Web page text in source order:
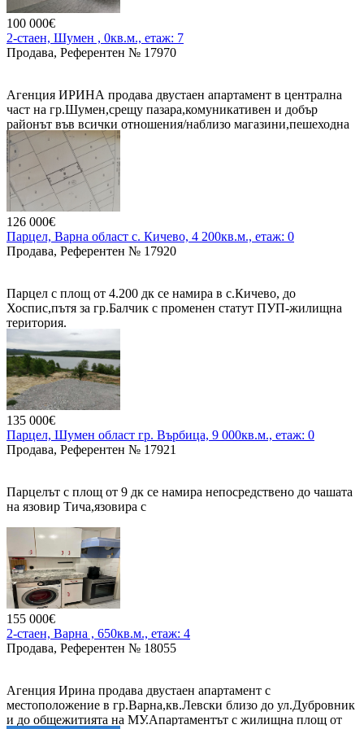
гости,може да бъде и с др.предназначение,например,почивна
база или дом за възрастни родители.
Минерална вода лекуваща стомашно чревни бъбречни
чернодробни и др болести Северна граница е път /
международния планински маршрут връх КОМ-нос ЕМИНЕ
Всички комуникации !!!
Цена на имота 100000€
100 000€
2-стаен, Шумен , 0кв.м., етаж: 7
Продава, Референтен № 17970
Агенция ИРИНА продава двустаен апартамент в централна
част на гр.Шумен,срещу пазара,комуникативен и добър
районът във всички отношения/наблизо магазини,пешеходна
зона,училища,жп и автогара,Градска градина и др./.Жилището
е с площ от 58,2 м2 се намира на ет.7/14,тухла,средно
вътрешно,няма крайни стени,изложение из/юг,състои се от :
хол,спалня,куня/ с възможност за пренареждане на
стаите/,мокро помещение, има прилежаща маза с площ от 4,22
м2.Желаемата цена от собственика е 100 000евро.Купувачи,
очакваме Вашите предложения.
126 000€
Парцел, Варна област с. Кичево, 4 200кв.м., етаж: 0
Продава, Референтен № 17920
Парцел с площ от 4.200 дк се намира в с.Кичево, до
Хоспис,пътя за гр.Балчик с променен статут ПУП-жилищна
територия.
135 000€
Парцел, Шумен област гр. Върбица, 9 000кв.м., етаж: 0
Продава, Референтен № 17921
Парцелът с площ от 9 дк се намира непосредствено до чашата
на язовир Тича,язовира с
най - голяма обиколка в БГ.На самия южен бряг / бивши
партийни вили/до с Сушина,с достъп до асфалтов път,има ток
и вода,с влязъл в сила ПУП на яз ТИЧА за построяване на
рибарско селище/еднофамилни къщи,изграждане на
къмпинги,поставяне на каравани.Самота място е парцелирано
на 6/шест/ тераси.Влиза в селските райони за супсидии !
Терасирано със собствен път до водата .Варианти за
закупуване: 1).цял парцел с цена от 135 000евро, 2).на тераси/
една къща.
155 000€
2-стаен, Варна , 650кв.м., етаж: 4
Продава, Референтен № 18055
Агенция Ирина продава двустаен апартамент с
местоположение в гр.Варна,кв.Левски близо до ул.Дубровник
и до общежитията на МУ.Апартаментът с жилищна площ от